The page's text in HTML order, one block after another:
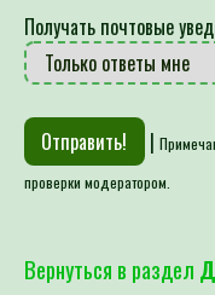
Получать почтовые
|
проверки модератором.
Вернуться в раздел